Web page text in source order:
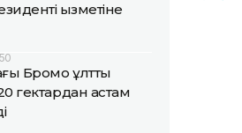
қызметіне
Бромо ұлттық
гектардан астам